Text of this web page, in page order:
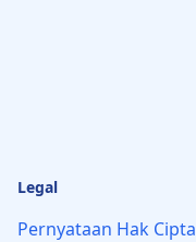
Legal
Pernyataan Hak Cipta